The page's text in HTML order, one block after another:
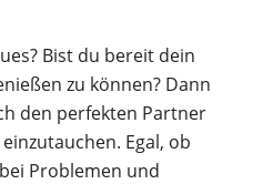
Bist du bereit dein
zu können? Dann
den perfekten Partner
Egal, ob
Problemen und